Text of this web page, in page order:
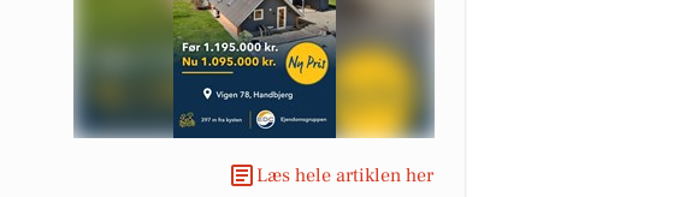
Læs hele artiklen her